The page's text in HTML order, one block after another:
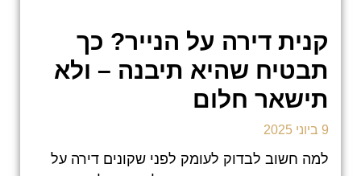
קנית דירה על הנייר? כך
תבטיח שהיא תיבנה – ולא
תישאר חלום
9 ביוני 2025
למה חשוב לבדוק לעומק לפני שקונים דירה על